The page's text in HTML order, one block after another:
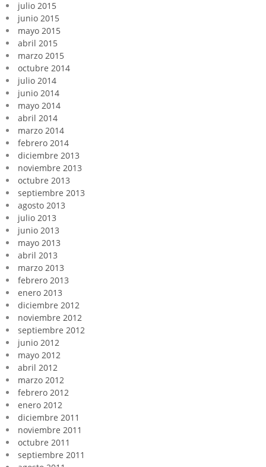
julio 2015
junio 2015
mayo 2015
abril 2015
marzo 2015
octubre 2014
julio 2014
junio 2014
mayo 2014
abril 2014
marzo 2014
febrero 2014
diciembre 2013
noviembre 2013
octubre 2013
septiembre 2013
agosto 2013
julio 2013
junio 2013
mayo 2013
abril 2013
marzo 2013
febrero 2013
enero 2013
diciembre 2012
noviembre 2012
septiembre 2012
junio 2012
mayo 2012
abril 2012
marzo 2012
febrero 2012
enero 2012
diciembre 2011
noviembre 2011
octubre 2011
septiembre 2011